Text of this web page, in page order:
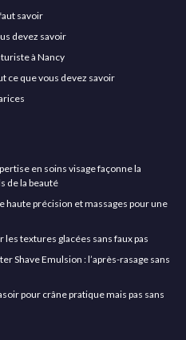
savoir
devez savoir
à Nancy
ce que vous devez savoir
en soins visage façonne la
de la beauté
haute précision et massages pour une
textures glacées sans faux pas
Shave Emulsion : l’après-rasage sans
pour crâne pratique mais pas sans